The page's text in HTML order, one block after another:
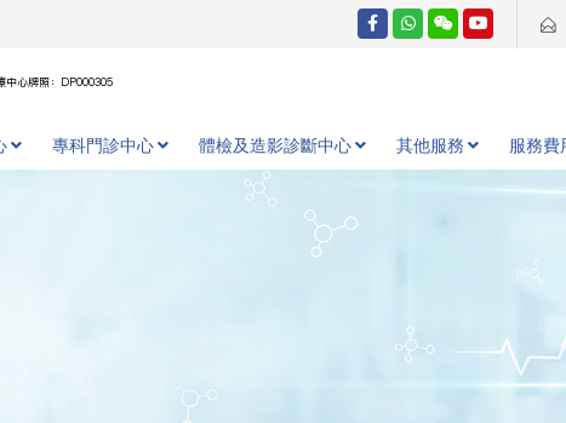
中心牌照：DP000305
專科門診中心 體檢及造影診斷中心 其他服務 服務費